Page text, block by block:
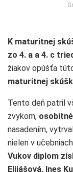
K maturitnej
zo 4. a a 4. c
žiakov opúšťa
maturitnej
Tento deň patril
zvykom,
nasadením,
nielen v
Vukov diplom
Elijášová, Ines